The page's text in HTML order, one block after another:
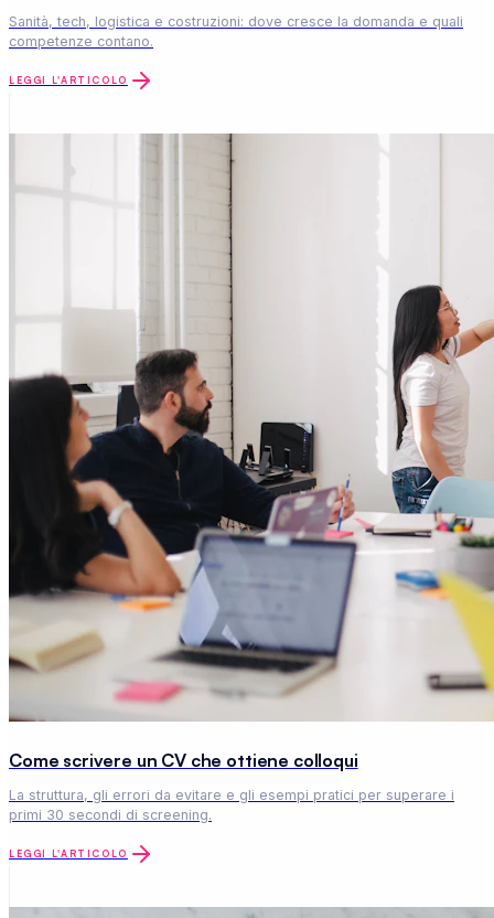
Sanità, tech, logistica e costruzioni: dove cresce la domanda e quali
competenze contano.
LEGGI L'ARTICOLO
Come scrivere un CV che ottiene colloqui
La struttura, gli errori da evitare e gli esempi pratici per superare i
primi 30 secondi di screening.
LEGGI L'ARTICOLO